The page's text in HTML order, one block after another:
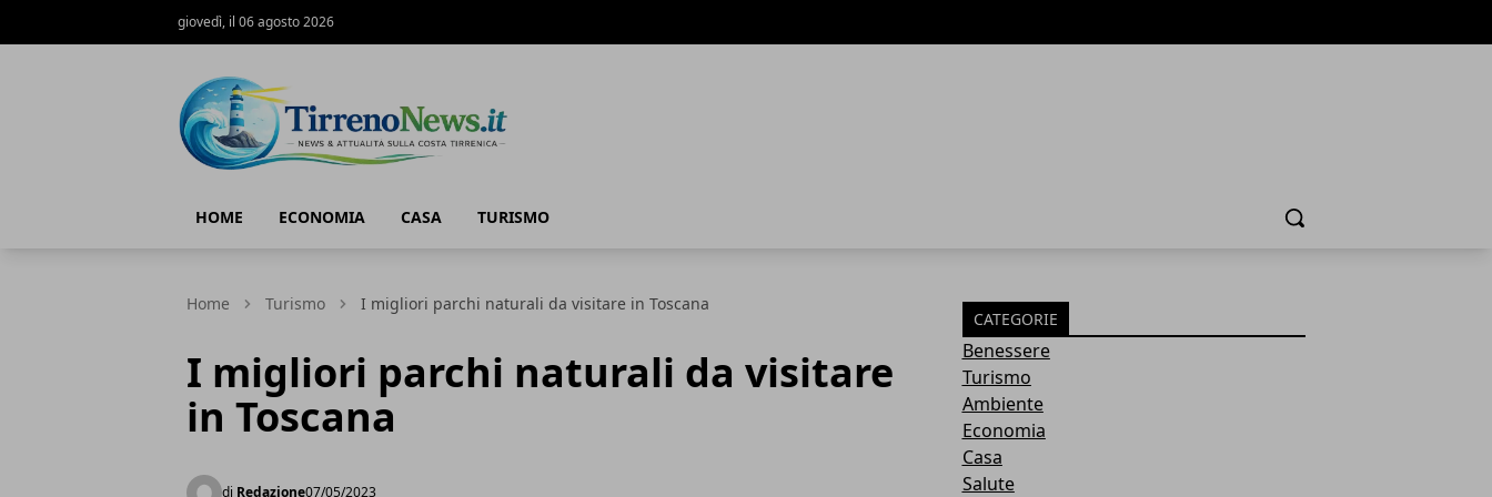
giovedì, il 06 agosto 2026
HOME ECONOMIA CASA TURISMO Cerca
Home Turismo I migliori parchi naturali da visitare in Toscana
I migliori parchi naturali da visitare
in Toscana
di Redazione07/05/2023
CATEGORIE
Benessere
Turismo
Ambiente
Economia
Casa
Salute